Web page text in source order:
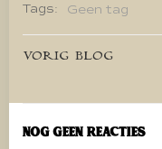
Tags:
Geen tag
Bericht
navigatie
VORIG BLOG
Nog geen reacties